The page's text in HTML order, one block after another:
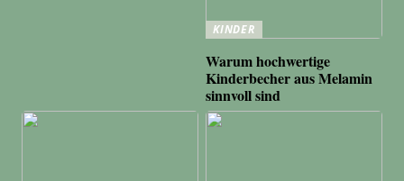
KINDER
Warum hochwertige
Kinderbecher aus Melamin
sinnvoll sind